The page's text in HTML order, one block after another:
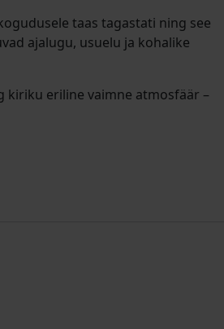
taas tagastati ning see
ajalugu, usuelu ja kohalike
kiriku eriline vaimne atmosfäär –